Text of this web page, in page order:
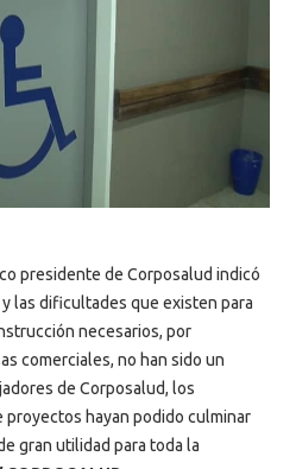
presidente de Corposalud indicó
las dificultades que existen para
necesarios, por
comerciales, no han sido un
de Corposalud, los
hayan podido culminar
gran utilidad para toda la